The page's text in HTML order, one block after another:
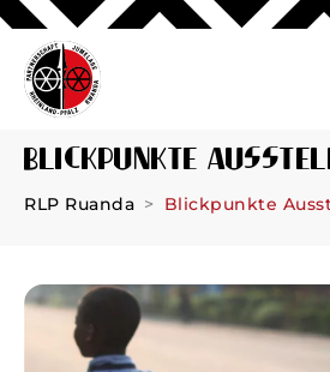
Blickpunkte
RLP Ruanda Blickpunkte